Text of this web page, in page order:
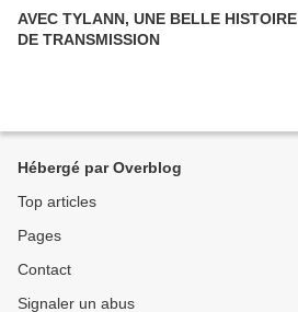
AVEC TYLANN, UNE BELLE HISTOIRE
DE TRANSMISSION
Hébergé par Overblog
Top articles
Pages
Contact
Signaler un abus